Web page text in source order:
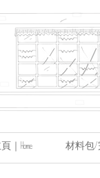
｜Home 材料包/完